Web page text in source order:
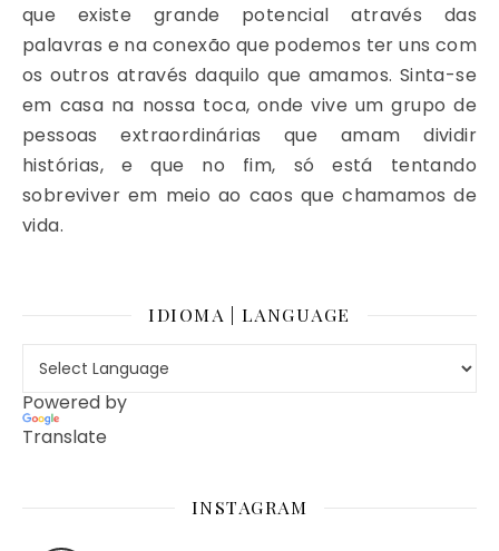
que existe grande potencial através das
palavras e na conexão que podemos ter uns com
os outros através daquilo que amamos. Sinta-se
em casa na nossa toca, onde vive um grupo de
pessoas extraordinárias que amam dividir
histórias, e que no fim, só está tentando
sobreviver em meio ao caos que chamamos de
vida.
IDIOMA | LANGUAGE
Powered by
Translate
INSTAGRAM